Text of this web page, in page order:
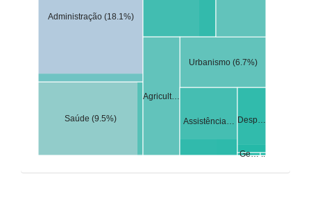
Administração (18.1%)
Saúde (9.5%)
Urbanismo (6.7%)
Agricult…
Assistência… Desp…
Ge… ..